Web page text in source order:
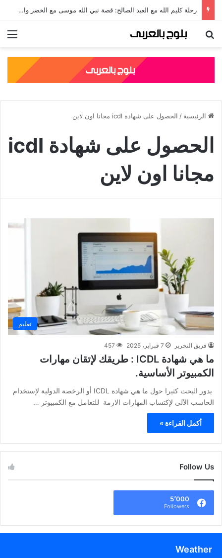
رحلة كليم الله مع العبد الصالح: قصة نبي الله موسى مع الخضر والدروس المستفادة منها
بحث عن
الرئيسية / الحصول على شهادة icdl مجانا اون لاين
الحصول على شهادة icdl
مجانا اون لاين
تعليم
فريق التحرير 7 فبراير، 2025 457
ما هي شهادة ICDL : طريقك لإتقان مهارات
الكمبيوتر الأساسية.
يدور البحث كثيرا حول ما هي شهادة ICDL أو الرخصة الدولية لإستخدام
الحاسب الآلى لإكتساب المهارات الازمة للتعامل مع الكمبيوتر …
أكمل القراءة »
Follow Us
5٬000
Followers
Weather